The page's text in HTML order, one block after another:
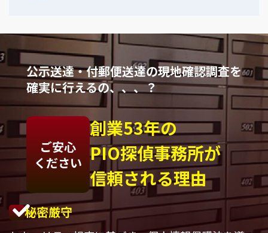
公示送達・付郵便送達の現地確認調査を
確実に行えるの、、、？
ご安心
ください
創業53年の
PIO探偵事務所が
信頼される理由
秘密厳守